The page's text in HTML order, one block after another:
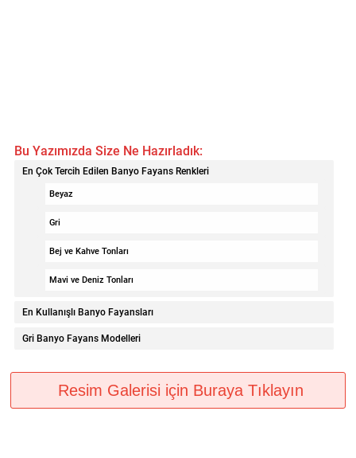
Bu Yazımızda Size Ne Hazırladık:
En Çok Tercih Edilen Banyo Fayans Renkleri
Beyaz
Gri
Bej ve Kahve Tonları
Mavi ve Deniz Tonları
En Kullanışlı Banyo Fayansları
Gri Banyo Fayans Modelleri
Resim Galerisi için Buraya Tıklayın